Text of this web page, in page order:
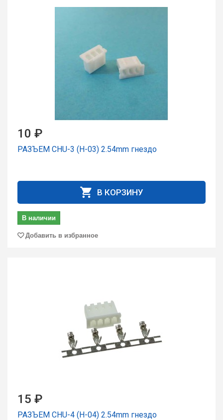
10 ₽
РАЗЪЕМ CHU-3 (H-03) 2.54mm гнездо
В КОРЗИНУ
В наличии
Добавить в избранное
15 ₽
РАЗЪЕМ CHU-4 (H-04) 2.54mm гнездо